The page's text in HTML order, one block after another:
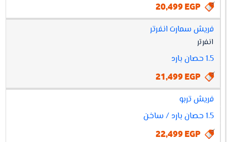
20,499 EGP
فريش سمارت انفرتر
انفرتر
1.5 حصان بارد
21,499 EGP
فريش تربو
1.5 حصان بارد / ساخن
22,499 EGP